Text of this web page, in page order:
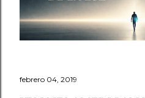
febrero 04, 2019